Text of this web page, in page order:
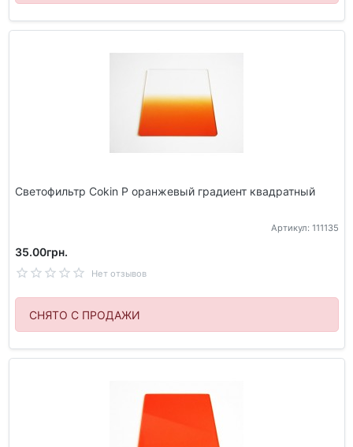
Светофильтр Cokin P оранжевый градиент квадратный
Артикул: 111135
35.00грн.
Нет отзывов
СНЯТО С ПРОДАЖИ